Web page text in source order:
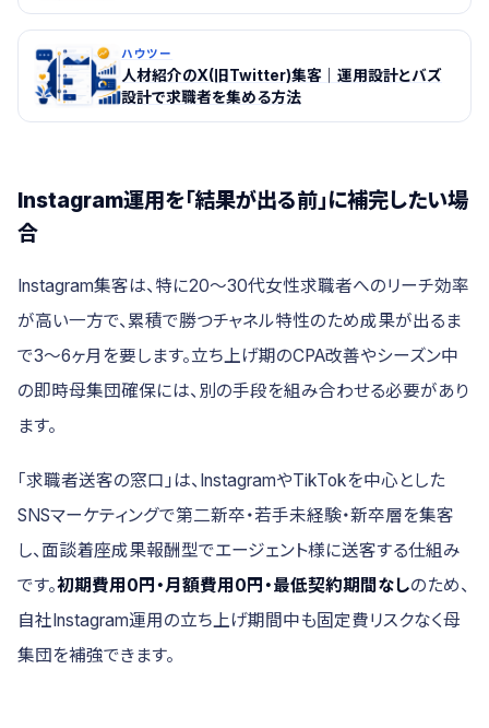
ハウツー
人材紹介のX(旧Twitter)集客｜運用設計とバズ
設計で求職者を集める方法
Instagram運用を「結果が出る前」に補完したい場
合
Instagram集客は、特に20〜30代女性求職者へのリーチ効率
が高い一方で、累積で勝つチャネル特性のため成果が出るま
で3〜6ヶ月を要します。立ち上げ期のCPA改善やシーズン中
の即時母集団確保には、別の手段を組み合わせる必要があり
ます。
「求職者送客の窓口」は、InstagramやTikTokを中心とした
SNSマーケティングで第二新卒・若手未経験・新卒層を集客
し、面談着座成果報酬型でエージェント様に送客する仕組み
です。初期費用0円・月額費用0円・最低契約期間なしのため、
自社Instagram運用の立ち上げ期間中も固定費リスクなく母
集団を補強できます。